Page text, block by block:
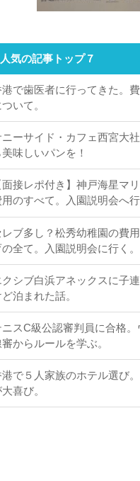
人気の記事トップ７
港で歯医者に行ってきた。
いて。
ニーサイド・カフェ西宮大
味しいパンを！
面接レポ付き】神戸海星マ
用のすべて。入園説明会へ行
レブ多し？松秀幼稚園の費
全て。入園説明会に行く。
クシブ白浜アネックスに子
泊まれた話。
ニスC級公認審判員に合格
からルールを学ぶ。
港で５人家族のホテル選び
喜び。